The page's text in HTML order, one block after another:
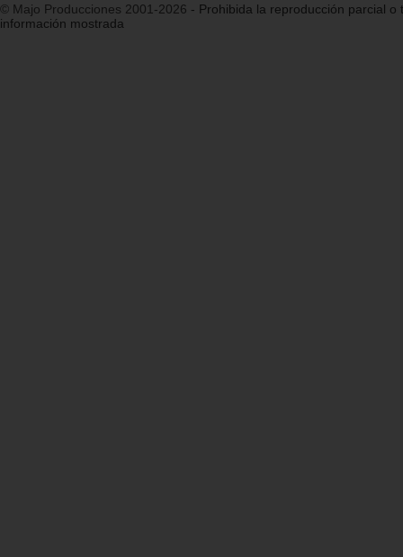
© Majo Producciones 2001-2026 - Prohibida la reproducción parcial o
información mostrada